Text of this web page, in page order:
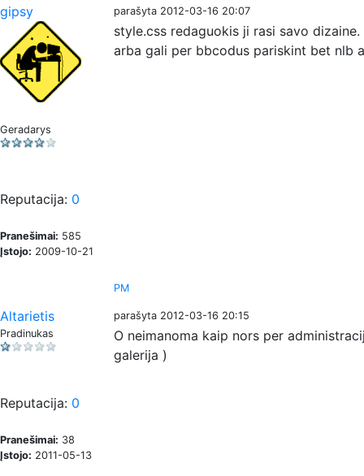
gipsy parašyta 2012-03-16 20:07
Geradarys
Reputacija: 0
Pranešimai: 585
Įstojo: 2009-10-21
style.css redaguokis ji rasi savo dizaine.
arba gali per bbcodus pariskint bet nlb
PM
Altarietis
parašyta 2012-03-16 20:15
Pradinukas
Reputacija: 0
Pranešimai: 38
Įstojo: 2011-05-13
O neimanoma kaip nors per
galerija )